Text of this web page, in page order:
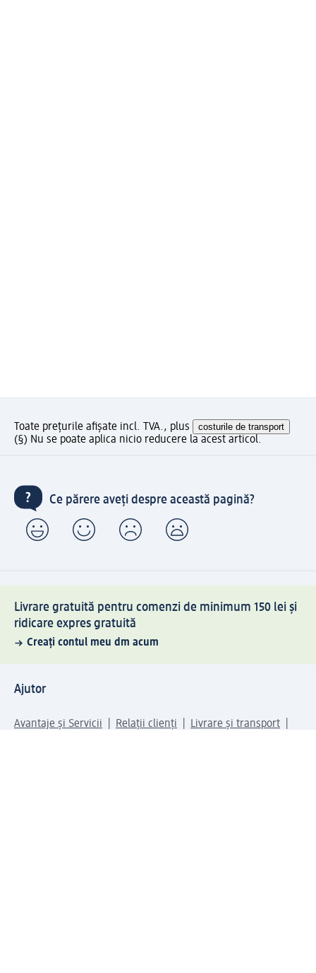
Toate prețurile afișate incl. TVA., plus costurile de transport
(§) Nu se poate aplica nicio reducere la acest articol.
Ce părere aveți despre această pagină?
Livrare gratuită pentru comenzi de minimum 150 lei și
ridicare expres gratuită
Creați contul meu dm acum
Ajutor
Avantaje și Servicii Relații clienți
Livrare și transport